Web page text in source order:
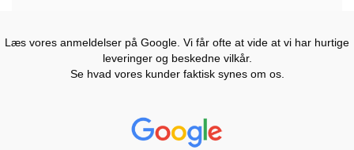
Læs vores anmeldelser på Google. Vi får ofte at vide at vi har hurtige
leveringer og beskedne vilkår.
Se hvad vores kunder faktisk synes om os.
Prisjakt Anmeldelser: 4.7 Stjerne